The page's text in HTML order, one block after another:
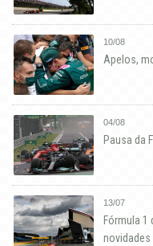
10/08
Apelos,
04/08
Pausa da
13/07
Fórmula
novidades